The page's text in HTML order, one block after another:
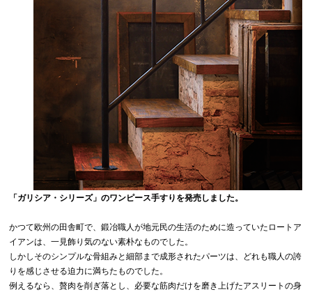
「ガリシア・シリーズ」のワンピース手すりを発売しました。
かつて欧州の田舎町で、鍛冶職人が地元民の生活のために造っていたロートア
イアンは、一見飾り気のない素朴なものでした。
しかしそのシンプルな骨組みと細部まで成形されたパーツは、どれも職人の誇
りを感じさせる迫力に満ちたものでした。
例えるなら、贅肉を削ぎ落とし、必要な筋肉だけを磨き上げたアスリートの身